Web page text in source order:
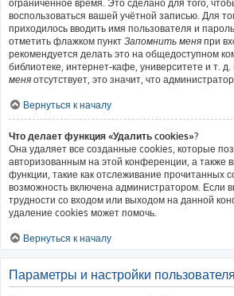
ограниченное время. Это сделано для того,
воспользоваться вашей учётной записью. Для
приходилось вводить имя пользователя и
отметить флажком пункт Запомнить меня при
рекомендуется делать это на общедоступном
библиотеке, интернет-кафе, университете и т. д.
меня отсутствует, это значит, что
Вернуться к началу
Что делает функция «Удалить cookies»?
Она удаляет все созданные cookies, которые
авторизованным на этой конференции, а также
функции, такие как отслеживание прочитанных
возможность включена администратором. Если
трудности со входом или выходом на данной
удаление cookies может помочь.
Вернуться к началу
Параметры и настройки пользователя